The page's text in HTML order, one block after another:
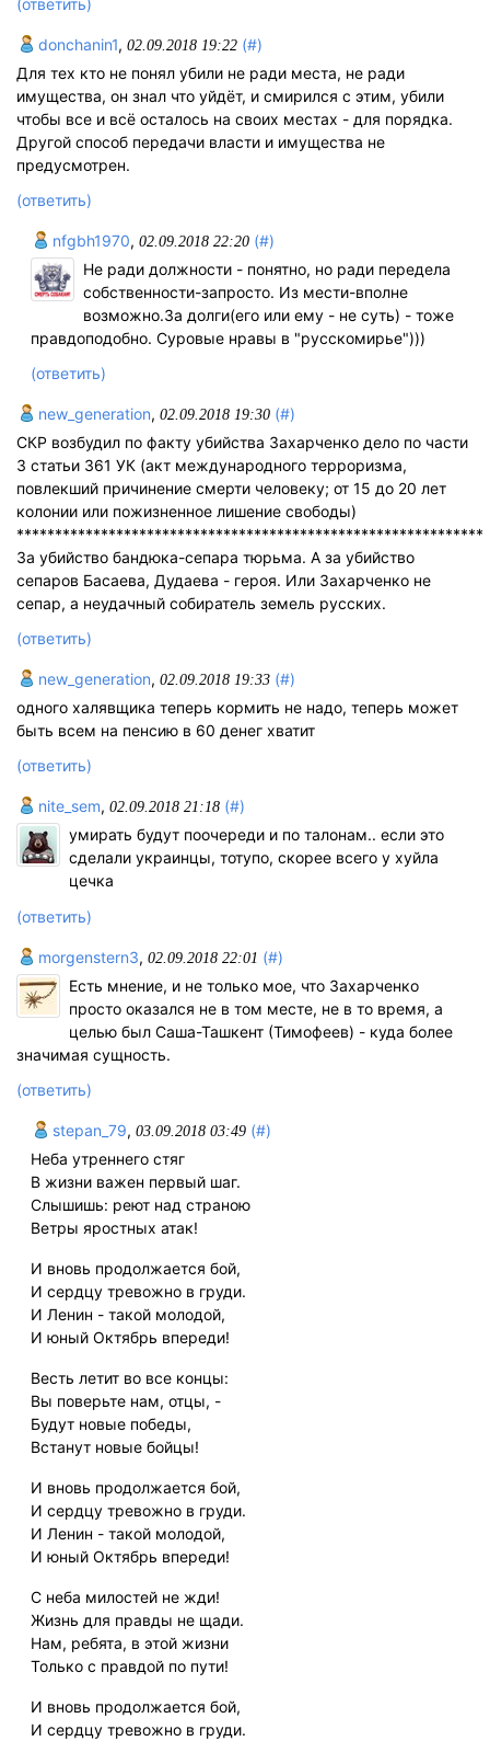
donchanin1, 02.09.2018 19:22 (#)
Для тех кто не понял убили не ради места, не ради
имущества, он знал что уйдёт, и смирился с этим, убили
чтобы все и всё осталось на своих местах - для порядка.
Другой способ передачи власти и имущества не
предусмотрен.
(ответить)
nfgbh1970, 02.09.2018 22:20 (#)
Не ради должности - понятно, но ради передела
собственности-запросто. Из мести-вполне
возможно.За долги(его или ему - не суть) - тоже
правдоподобно. Суровые нравы в "русскомирье")))
(ответить)
new_generation, 02.09.2018 19:30 (#)
СКР возбудил по факту убийства Захарченко дело по части
3 статьи 361 УК (акт международного терроризма,
повлекший причинение смерти человеку; от 15 до 20 лет
колонии или пожизненное лишение свободы)
*************************************************************
За убийство бандюка-сепара тюрьма. А за убийство
сепаров Басаева, Дудаева - героя. Или Захарченко не
сепар, а неудачный собиратель земель русских.
(ответить)
new_generation, 02.09.2018 19:33 (#)
одного халявщика теперь кормить не надо, теперь может
быть всем на пенсию в 60 денег хватит
(ответить)
nite_sem, 02.09.2018 21:18 (#)
умирать будут поочереди и по талонам.. если это
сделали украинцы, тотупо, скорее всего у хуйла
цечка
(ответить)
morgenstern3, 02.09.2018 22:01 (#)
Есть мнение, и не только мое, что Захарченко
просто оказался не в том месте, не в то время, а
целью был Саша-Ташкент (Тимофеев) - куда более
значимая сущность.
(ответить)
stepan_79, 03.09.2018 03:49 (#)
Неба утреннего стяг
В жизни важен первый шаг.
Слышишь: реют над страною
Ветры яростных атак!
И вновь продолжается бой,
И сердцу тревожно в груди.
И Ленин - такой молодой,
И юный Октябрь впереди!
Весть летит во все концы:
Вы поверьте нам, отцы, -
Будут новые победы,
Встанут новые бойцы!
И вновь продолжается бой,
И сердцу тревожно в груди.
И Ленин - такой молодой,
И юный Октябрь впереди!
С неба милостей не жди!
Жизнь для правды не щади.
Нам, ребята, в этой жизни
Только с правдой по пути!
И вновь продолжается бой,
И сердцу тревожно в груди.